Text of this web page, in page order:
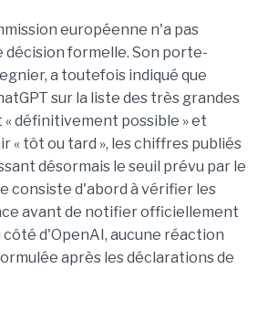
européenne n'a pas
décision formelle. Son porte-
a toutefois indiqué que
sur la liste des très grandes
définitivement possible » et
« tôt ou tard », les chiffres publiés
désormais le seuil prévu par le
consiste d'abord à vérifier les
avant de notifier officiellement
côté d'OpenAI, aucune réaction
après les déclarations de